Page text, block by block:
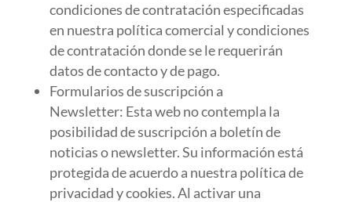
condiciones de contratación especificadas
en nuestra política comercial y condiciones
de contratación donde se le requerirán
datos de contacto y de pago.
Formularios de suscripción a
Newsletter: Esta web no contempla la
posibilidad de suscripción a boletín de
noticias o newsletter. Su información está
protegida de acuerdo a nuestra política de
privacidad y cookies. Al activar una